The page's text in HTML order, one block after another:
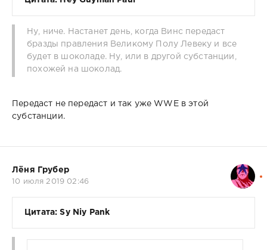
Ну, ниче. Настанет день, когда Винс передаст
бразды правления Великому Полу Левеку и все
будет в шоколаде. Ну, или в другой субстанции,
похожей на шоколад.
Передаст не передаст и так уже WWE в этой
субстанции.
Лёня Грубер
10 июля 2019 02:46
Цитата: Sy Niy Pank